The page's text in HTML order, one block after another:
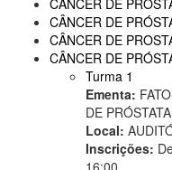
CÂNCER DE
CÂNCER DE
CÂNCER DE
CÂNCER DE
Turma 1
Ementa:
DE
Local:
Inscrições:
16:00